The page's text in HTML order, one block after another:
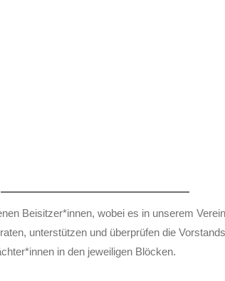
Beisitzer*innen, wobei es in unserem
unterstützen und überprüfen die
in den jeweiligen Blöcken.